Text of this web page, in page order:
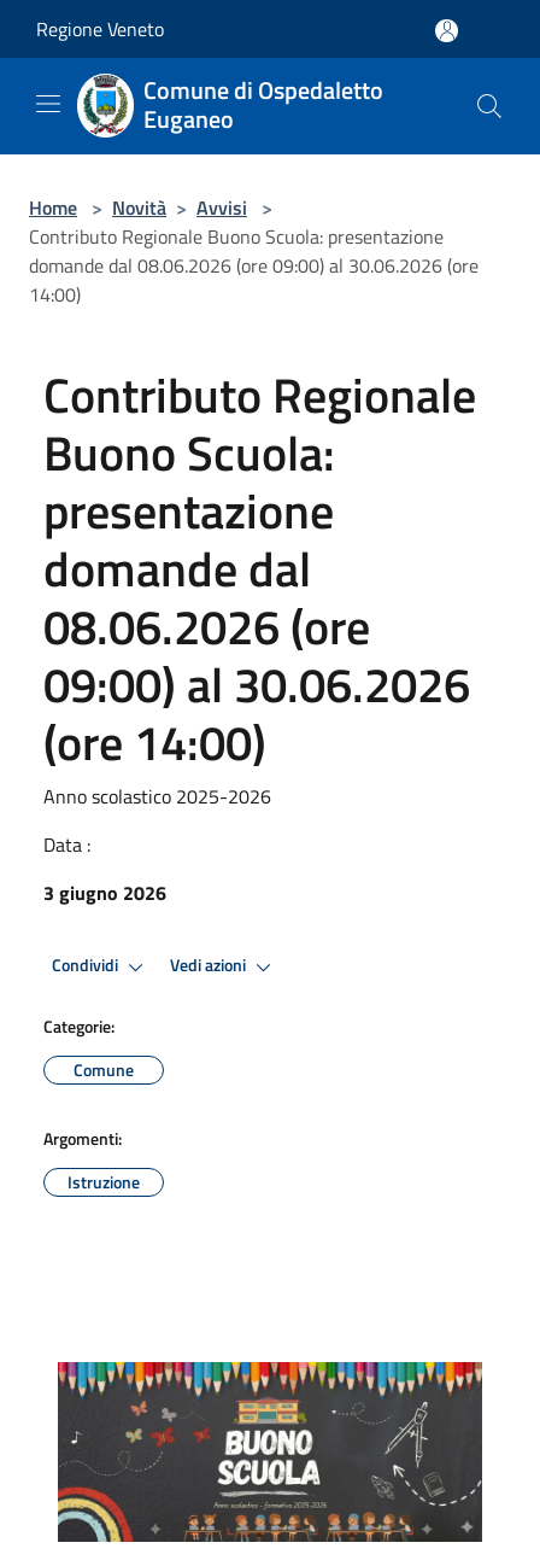
Regione Veneto
Comune di Ospedaletto
Euganeo
Home > Novità > Avvisi >
Contributo Regionale Buono Scuola: presentazione
domande dal 08.06.2026 (ore 09:00) al 30.06.2026 (ore
14:00)
Contributo Regionale
Buono Scuola:
presentazione
domande dal
08.06.2026 (ore
09:00) al 30.06.2026
(ore 14:00)
Anno scolastico 2025-2026
Data :
3 giugno 2026
Condividi Vedi azioni
Categorie:
Comune
Argomenti:
Istruzione